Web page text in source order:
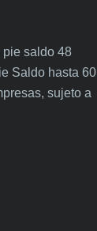
saldo 48
Saldo hasta 60
sujeto a